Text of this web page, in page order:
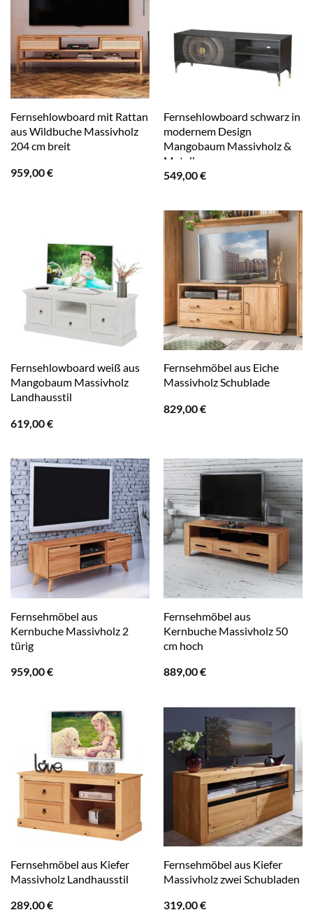
Fernsehlowboard mit Rattan
aus Wildbuche Massivholz
204 cm breit
959,00€
Fernsehlowboard schwarz in
modernem Design
Mangobaum Massivholz &
Metall
549,00€
Fernsehlowboard weiß aus
Mangobaum Massivholz
Landhausstil
619,00€
Fernsehmöbel aus Eiche
Massivholz Schublade
829,00€
Fernsehmöbel aus
Kernbuche Massivholz 2
türig
959,00€
Fernsehmöbel aus
Kernbuche Massivholz 50
cm hoch
889,00€
Fernsehmöbel aus Kiefer
Massivholz Landhausstil
289,00€
Fernsehmöbel aus Kiefer
Massivholz zwei Schubladen
319,00€